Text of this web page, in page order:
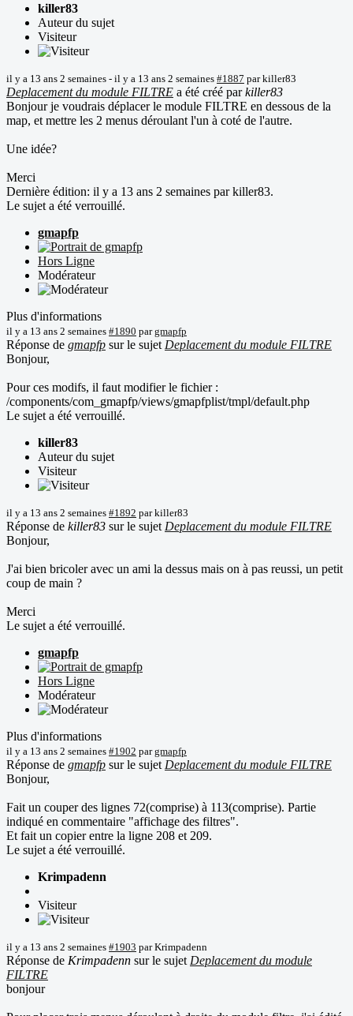
killer83
Auteur du sujet
Visiteur
il y a 13 ans 2 semaines - il y a 13 ans 2 semaines #1887 parkiller83
Deplacement du module FILTRE a été créé parkiller83
Bonjour je voudrais déplacer le module FILTRE en dessous de la
map, et mettre les 2 menus déroulant l'un à coté de l'autre.
Une idée?
Merci
Dernière édition: il y a 13 ans 2 semaines parkiller83.
Le sujet a été verrouillé.
gmapfp
Hors Ligne
Modérateur
Plus d'informations
il y a 13 ans 2 semaines #1890 pargmapfp
Réponse de gmapfp sur le sujet Deplacement du module FILTRE
Bonjour,
Pour ces modifs, il faut modifier le fichier :
/components/com_gmapfp/views/gmapfplist/tmpl/default.php
Le sujet a été verrouillé.
killer83
Auteur du sujet
Visiteur
il y a 13 ans 2 semaines #1892 parkiller83
Réponse de killer83 sur le sujet Deplacement du module FILTRE
Bonjour,
J'ai bien bricoler avec un ami la dessus mais on à pas reussi, un petit
coup de main ?
Merci
Le sujet a été verrouillé.
gmapfp
Hors Ligne
Modérateur
Plus d'informations
il y a 13 ans 2 semaines #1902 pargmapfp
Réponse de gmapfp sur le sujet Deplacement du module FILTRE
Bonjour,
Fait un couper des lignes 72(comprise) à 113(comprise). Partie
indiqué en commentaire "affichage des filtres".
Et fait un copier entre la ligne 208 et 209.
Le sujet a été verrouillé.
Krimpadenn
Visiteur
il y a 13 ans 2 semaines #1903 parKrimpadenn
Réponse de Krimpadenn sur le sujet Deplacement du module
FILTRE
bonjour